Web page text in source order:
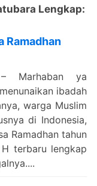
Lengkap:
Ramadhan
– Marhaban ya
ibadah
warga Muslim
di Indonesia,
Ramadhan tahun
terbaru lengkap